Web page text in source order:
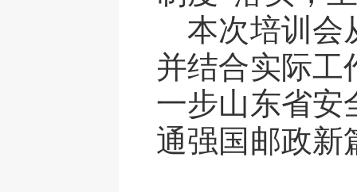
本次培训会
并结合实际工
一步山东省安
通强国邮政新